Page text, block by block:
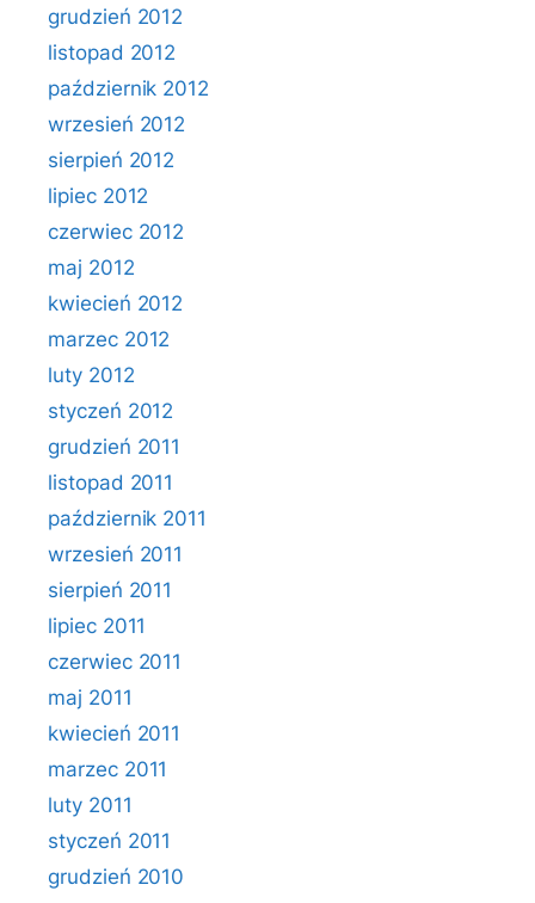
grudzień 2012
listopad 2012
październik 2012
wrzesień 2012
sierpień 2012
lipiec 2012
czerwiec 2012
maj 2012
kwiecień 2012
marzec 2012
luty 2012
styczeń 2012
grudzień 2011
listopad 2011
październik 2011
wrzesień 2011
sierpień 2011
lipiec 2011
czerwiec 2011
maj 2011
kwiecień 2011
marzec 2011
luty 2011
styczeń 2011
grudzień 2010